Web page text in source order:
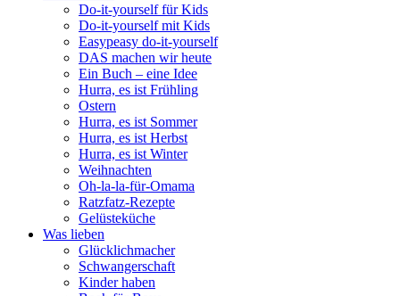
Do-it-yourself für Kids
Do-it-yourself mit Kids
Easypeasy do-it-yourself
DAS machen wir heute
Ein Buch – eine Idee
Hurra, es ist Frühling
Ostern
Hurra, es ist Sommer
Hurra, es ist Herbst
Hurra, es ist Winter
Weihnachten
Oh-la-la-für-Omama
Ratzfatz-Rezepte
Gelüsteküche
Was lieben
Glücklichmacher
Schwangerschaft
Kinder haben